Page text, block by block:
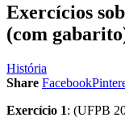
Exercícios
(com
História
Share Facebook
Exercício 1: (UFPB